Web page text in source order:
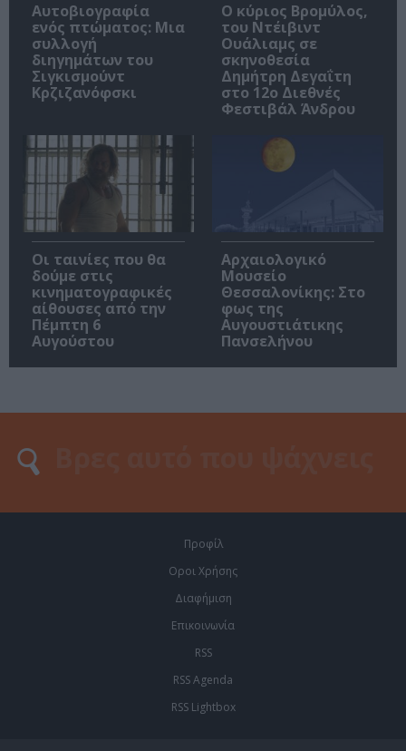
Αυτοβιογραφία
ενός πτώματος: Μια
συλλογή
διηγημάτων του
Σιγκισμούντ
Κρζιζανόφσκι
O κύριος Βρομύλος,
του Ντέιβιντ
Ουάλιαμς σε
σκηνοθεσία
Δημήτρη Δεγαΐτη
στο 12ο Διεθνές
Φεστιβάλ Άνδρου
Οι ταινίες που θα
δούμε στις
κινηματογραφικές
αίθουσες από την
Πέμπτη 6
Αυγούστου
Αρχαιολογικό
Μουσείο
Θεσσαλονίκης: Στο
φως της
Αυγουστιάτικης
Πανσελήνου
Προφίλ
Οροι Χρήσης
Διαφήμιση
Επικοινωνία
RSS
RSS Agenda
RSS Lightbox